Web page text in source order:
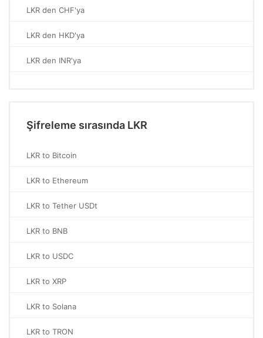
LKR den CHF'ya
LKR den HKD'ya
LKR den INR'ya
Şifreleme sırasında LKR
LKR to Bitcoin
LKR to Ethereum
LKR to Tether USDt
LKR to BNB
LKR to USDC
LKR to XRP
LKR to Solana
LKR to TRON